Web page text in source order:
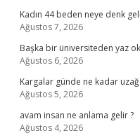
Kadın 44 beden neye denk
Ağustos 7, 2026
Başka bir üniversiteden yaz
Ağustos 6, 2026
Kargalar günde ne kadar
Ağustos 5, 2026
avam insan ne anlama gelir ?
Ağustos 4, 2026